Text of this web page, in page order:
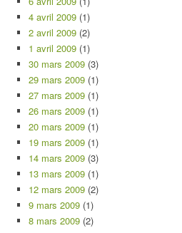
4 avril 2009 (1)
2 avril 2009 (2)
1 avril 2009 (1)
30 mars 2009 (3)
29 mars 2009 (1)
27 mars 2009 (1)
26 mars 2009 (1)
20 mars 2009 (1)
19 mars 2009 (1)
14 mars 2009 (3)
13 mars 2009 (1)
12 mars 2009 (2)
9 mars 2009 (1)
8 mars 2009 (2)